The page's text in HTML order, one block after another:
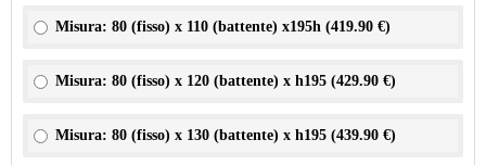
Misura: 80 (fisso) x 110 (battente) x195h (419.90 €)
Misura: 80 (fisso) x 120 (battente) x h195 (429.90 €)
Misura: 80 (fisso) x 130 (battente) x h195 (439.90 €)